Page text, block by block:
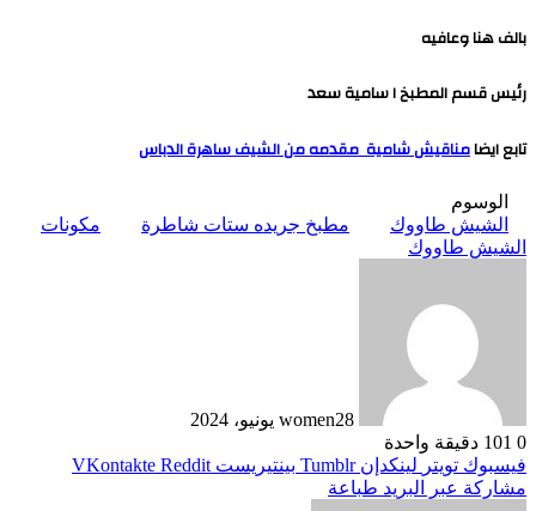
بالف هنا وعافيه
رئيس قسم المطبخ ا سامية سعد
تابع ايضامناقيش شامية مقدمه من الشيف ساهرة الدباس
الوسوم
الشيش طاووك
مطبخ جريده ستات شاطرة
مكونات
الشيش طاووك
women28 يونيو، 2024
0
دقيقة واحدة
فيسبوك تويتر لينكدإن بينتيريست
مشاركة عبر البريد طباعة